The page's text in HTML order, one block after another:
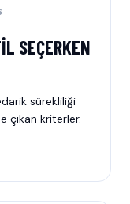
SEÇERKEN
sürekliliği
çıkan kriterler.